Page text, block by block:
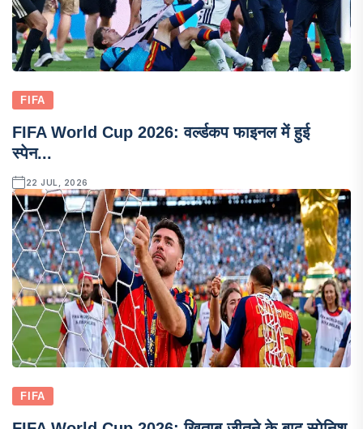
FIFA
FIFA World Cup 2026: वर्ल्डकप फाइनल में हुई
स्पेन...
22 JUL, 2026
FIFA